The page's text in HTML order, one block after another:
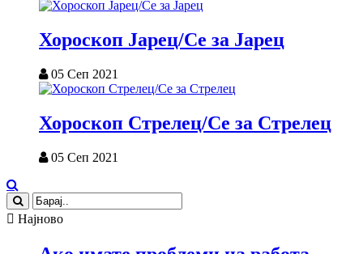
Хороскоп Јарец/Се за Јарец
05 Сеп 2021
Хороскоп Стрелец/Се за Стрелец
05 Сеп 2021
Најново